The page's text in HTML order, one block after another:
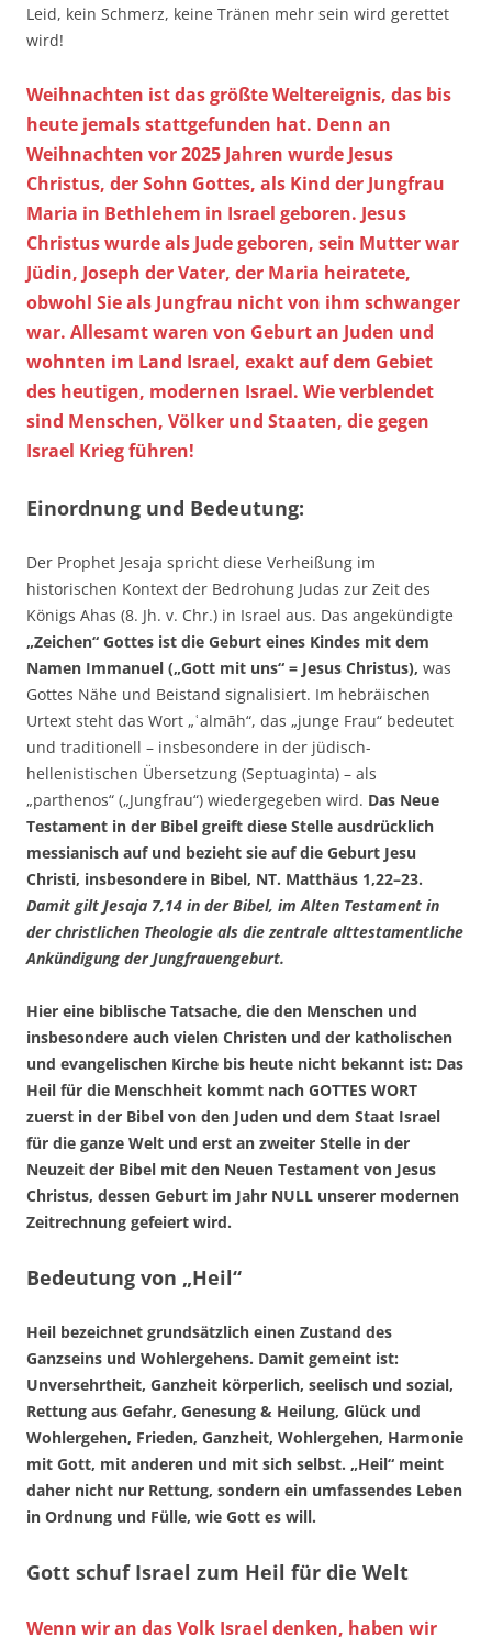
Leid, kein Schmerz, keine Tränen mehr sein wird gerettet
wird!
Weihnachten ist das größte Weltereignis, das bis
heute jemals stattgefunden hat. Denn an
Weihnachten vor 2025 Jahren wurde Jesus
Christus, der Sohn Gottes, als Kind der Jungfrau
Maria in Bethlehem in Israel geboren. Jesus
Christus wurde als Jude geboren, sein Mutter war
Jüdin, Joseph der Vater, der Maria heiratete,
obwohl Sie als Jungfrau nicht von ihm schwanger
war. Allesamt waren von Geburt an Juden und
wohnten im Land Israel, exakt auf dem Gebiet
des heutigen, modernen Israel. Wie verblendet
sind Menschen, Völker und Staaten, die gegen
Israel Krieg führen!
Einordnung und Bedeutung:
Der Prophet Jesaja spricht diese Verheißung im
historischen Kontext der Bedrohung Judas zur Zeit des
Königs Ahas (8. Jh. v. Chr.) in Israel aus. Das angekündigte
„Zeichen“ Gottes ist die Geburt eines Kindes mit dem
Namen Immanuel („Gott mit uns“ = Jesus Christus), was
Gottes Nähe und Beistand signalisiert. Im hebräischen
Urtext steht das Wort „ʿalmāh“, das „junge Frau“ bedeutet
und traditionell – insbesondere in der jüdisch-
hellenistischen Übersetzung (Septuaginta) – als
„parthenos“ („Jungfrau“) wiedergegeben wird. Das Neue
Testament in der Bibel greift diese Stelle ausdrücklich
messianisch auf und bezieht sie auf die Geburt Jesu
Christi, insbesondere in Bibel, NT. Matthäus 1,22–23.
Damit gilt Jesaja 7,14 in der Bibel, im Alten Testament in
der christlichen Theologie als die zentrale alttestamentliche
Ankündigung der Jungfrauengeburt.
Hier eine biblische Tatsache, die den Menschen und
insbesondere auch vielen Christen und der katholischen
und evangelischen Kirche bis heute nicht bekannt ist: Das
Heil für die Menschheit kommt nach GOTTES WORT
zuerst in der Bibel von den Juden und dem Staat Israel
für die ganze Welt und erst an zweiter Stelle in der
Neuzeit der Bibel mit den Neuen Testament von Jesus
Christus, dessen Geburt im Jahr NULL unserer modernen
Zeitrechnung gefeiert wird.
Bedeutung von „Heil“
Heil bezeichnet grundsätzlich einen Zustand des
Ganzseins und Wohlergehens. Damit gemeint ist:
Unversehrtheit, Ganzheit körperlich, seelisch und sozial,
Rettung aus Gefahr, Genesung & Heilung, Glück und
Wohlergehen, Frieden, Ganzheit, Wohlergehen, Harmonie
mit Gott, mit anderen und mit sich selbst. „Heil“ meint
daher nicht nur Rettung, sondern ein umfassendes Leben
in Ordnung und Fülle, wie Gott es will.
Gott schuf Israel zum Heil für die Welt
Wenn wir an das Volk Israel denken, haben wir